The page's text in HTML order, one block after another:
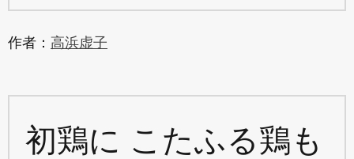
作者： 高浜虚子
初鶏に こたふる鶏も